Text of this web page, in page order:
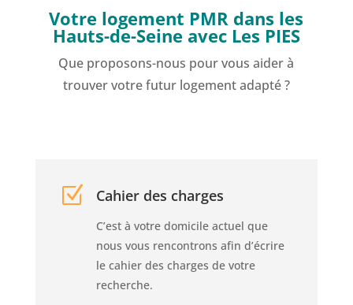
Votre logement PMR dans les
Hauts-de-Seine avec Les PIES
Que proposons-nous pour vous aider à
trouver votre futur logement adapté ?
Z Cahier des charges
C’est à votre domicile actuel que
nous vous rencontrons afin d’écrire
le cahier des charges de votre
recherche.